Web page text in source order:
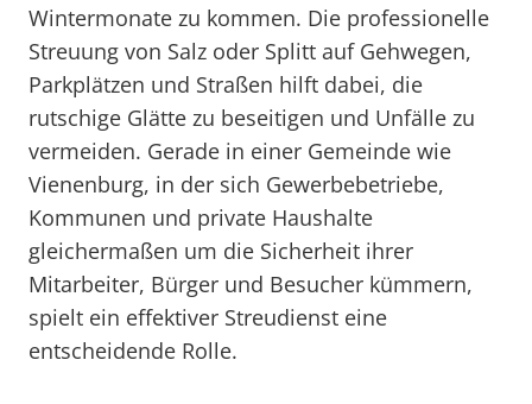
Wintermonate zu kommen. Die professionelle
Streuung von Salz oder Splitt auf Gehwegen,
Parkplätzen und Straßen hilft dabei, die
rutschige Glätte zu beseitigen und Unfälle zu
vermeiden. Gerade in einer Gemeinde wie
Vienenburg, in der sich Gewerbebetriebe,
Kommunen und private Haushalte
gleichermaßen um die Sicherheit ihrer
Mitarbeiter, Bürger und Besucher kümmern,
spielt ein effektiver Streudienst eine
entscheidende Rolle.